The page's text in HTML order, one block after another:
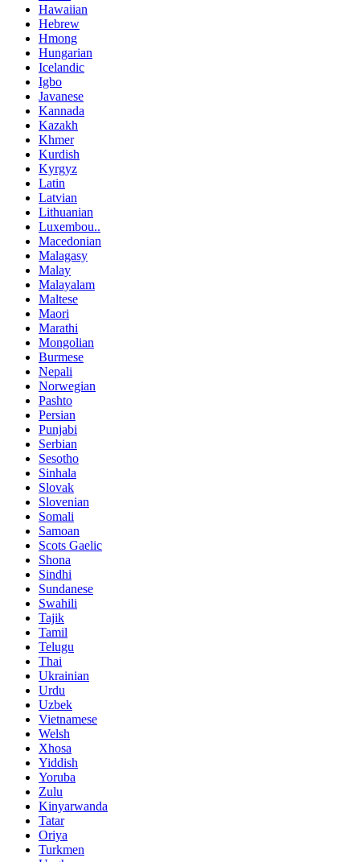
Hawaiian
Hebrew
Hmong
Hungarian
Icelandic
Igbo
Javanese
Kannada
Kazakh
Khmer
Kurdish
Kyrgyz
Latin
Latvian
Lithuanian
Luxembou..
Macedonian
Malagasy
Malay
Malayalam
Maltese
Maori
Marathi
Mongolian
Burmese
Nepali
Norwegian
Pashto
Persian
Punjabi
Serbian
Sesotho
Sinhala
Slovak
Slovenian
Somali
Samoan
Scots Gaelic
Shona
Sindhi
Sundanese
Swahili
Tajik
Tamil
Telugu
Thai
Ukrainian
Urdu
Uzbek
Vietnamese
Welsh
Xhosa
Yiddish
Yoruba
Zulu
Kinyarwanda
Tatar
Oriya
Turkmen